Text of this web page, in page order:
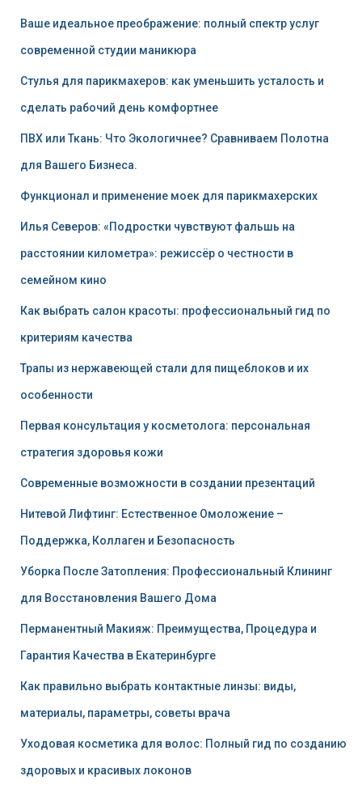
Ваше идеальное преображение: полный спектр услуг
современной студии маникюра
Стулья для парикмахеров: как уменьшить усталость и
сделать рабочий день комфортнее
ПВХ или Ткань: Что Экологичнее? Сравниваем Полотна
для Вашего Бизнеса.
Функционал и применение моек для парикмахерских
Илья Северов: «Подростки чувствуют фальшь на
расстоянии километра»: режиссёр о честности в
семейном кино
Как выбрать салон красоты: профессиональный гид по
критериям качества
Трапы из нержавеющей стали для пищеблоков и их
особенности
Первая консультация у косметолога: персональная
стратегия здоровья кожи
Современные возможности в создании презентаций
Нитевой Лифтинг: Естественное Омоложение –
Поддержка, Коллаген и Безопасность
Уборка После Затопления: Профессиональный Клининг
для Восстановления Вашего Дома
Перманентный Макияж: Преимущества, Процедура и
Гарантия Качества в Екатеринбурге
Как правильно выбрать контактные линзы: виды,
материалы, параметры, советы врача
Уходовая косметика для волос: Полный гид по созданию
здоровых и красивых локонов